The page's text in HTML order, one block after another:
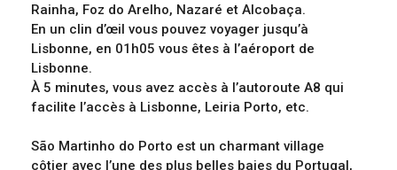
Rainha, Foz do Arelho, Nazaré et Alcobaça.
En un clin d’œil vous pouvez voyager jusqu’à
Lisbonne, en 01h05 vous êtes à l’aéroport de
Lisbonne.
À 5 minutes, vous avez accès à l’autoroute A8 qui
facilite l’accès à Lisbonne, Leiria Porto, etc.
São Martinho do Porto est un charmant village
côtier avec l’une des plus belles baies du Portugal,